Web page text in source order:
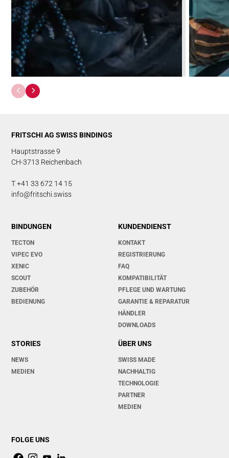
FRITSCHI AG SWISS BINDINGS
Hauptstrasse 9
CH-3713 Reichenbach
T +41 33 672 14 15
info@fritschi.swiss
BINDUNGEN
TECTON
VIPEC EVO
XENIC
SCOUT
ZUBEHÖR
BEDIENUNG
KUNDENDIENST
KONTAKT
REGISTRIERUNG
FAQ
KOMPATIBILITÄT
PFLEGE UND WARTUNG
GARANTIE & REPARATUR
HÄNDLER
DOWNLOADS
STORIES
NEWS
MEDIEN
ÜBER UNS
SWISS MADE
NACHHALTIG
TECHNOLOGIE
PARTNER
MEDIEN
FOLGE UNS